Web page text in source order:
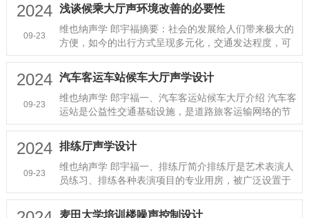
2024
09-23
浅谈候乘大厅声环境改善的必要性
维也纳声学 郎宇福摘要：社会的发展给人们带来极大的
方便，如今的出行方式呈现多元化，交通发达程度，可
为前无仅有，加快了人与人···
2024
09-23
汽车客运车站候车大厅声学设计
维也纳声学 郎宇福一、汽车客运站候车大厅介绍 汽车客
运站是公益性交通基础设施，是道路旅客运输网络的节
点，是道路运输经营者与···
2024
09-23
排练厅声学设计
维也纳声学 郎宇福一、排练厅简介排练厅是艺术表演人
员练习、排练各种表演项目的专业用房，被广泛设置于
音乐院校、艺术表演团体和···
麦田大学培训楼噪声控制设计